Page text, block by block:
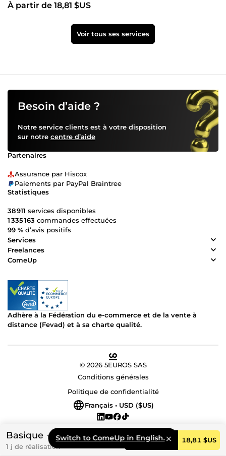
Basique
1 j de réalisation
Commander 18,81 $US
À partir de 18,81 $US
Voir tous ses services
Switch to ComeUp in English.
Besoin d’aide ?
Notre service clients est à votre disposition
sur notre centre d’aide
Partenaires
Assurance par Hiscox
Paiements par PayPal Braintree
Statistiques
38 911 services disponibles
1 335 163 commandes effectuées
99 % d’avis positifs
Services
Freelances
ComeUp
Adhère à la Fédération du e-commerce et de la vente à
distance (Fevad) et à sa charte qualité.
© 2026 5EUROS SAS
Conditions générales
Politique de confidentialité
Français • USD ($US)